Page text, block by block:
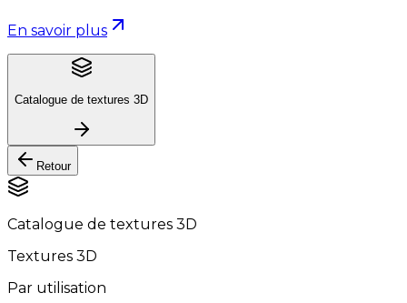
En savoir plus
Catalogue de textures 3D
Retour
Catalogue de textures 3D
Textures 3D
Par utilisation